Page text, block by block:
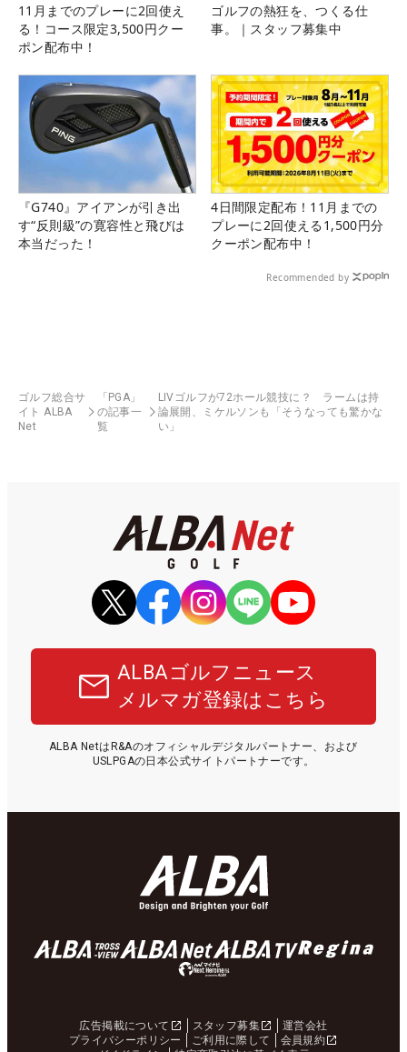
11月までのプレーに2回使え
る！コース限定3,500円クー
ポン配布中！
ゴルフの熱狂を、つくる仕
事。｜スタッフ募集中
『G740』アイアンが引き出
す“反則級”の寛容性と飛びは
本当だった！
4日間限定配布！11月までの
プレーに2回使える1,500円分
クーポン配布中！
Recommended by
ゴルフ総合サ
イト ALBA
Net
「PGA」
の記事一
覧
LIVゴルフが72ホール競技に？ ラームは持
論展開、ミケルソンも「そうなっても驚かな
い」
ALBAゴルフニュース
メルマガ登録はこちら
ALBA NetはR&Aのオフィシャルデジタルパートナー、および
USLPGAの日本公式サイトパートナーです。
広告掲載について スタッフ募集
運営会社
プライバシーポリシー
ご利用に際して
会員規約